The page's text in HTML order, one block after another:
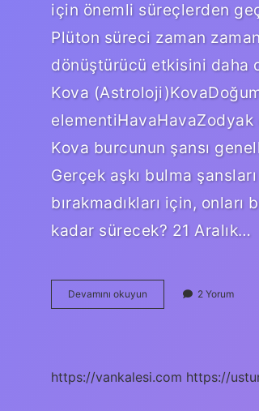
için önemli süreçlerden
Plüton süreci zaman
dönüştürücü etkisini daha
Kova
elementiHavaHavaZodyak
Kova burcunun şansı
Gerçek aşkı bulma
bırakmadıkları için,
kadar sürecek? 21 Aralık…
Devamını okuyun
Burcu
2 Yorum
https://vankalesi.com https://